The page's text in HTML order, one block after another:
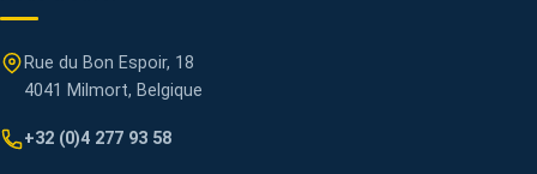
Rue du Bon Espoir, 18
4041 Milmort, Belgique
+32 (0)4 277 93 58